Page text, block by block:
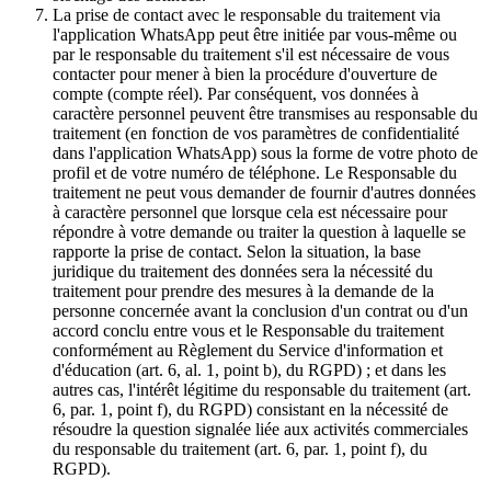
La prise de contact avec le responsable du traitement via
l'application WhatsApp peut être initiée par vous-même ou
par le responsable du traitement s'il est nécessaire de vous
contacter pour mener à bien la procédure d'ouverture de
compte (compte réel). Par conséquent, vos données à
caractère personnel peuvent être transmises au responsable du
traitement (en fonction de vos paramètres de confidentialité
dans l'application WhatsApp) sous la forme de votre photo de
profil et de votre numéro de téléphone. Le Responsable du
traitement ne peut vous demander de fournir d'autres données
à caractère personnel que lorsque cela est nécessaire pour
répondre à votre demande ou traiter la question à laquelle se
rapporte la prise de contact. Selon la situation, la base
juridique du traitement des données sera la nécessité du
traitement pour prendre des mesures à la demande de la
personne concernée avant la conclusion d'un contrat ou d'un
accord conclu entre vous et le Responsable du traitement
conformément au Règlement du Service d'information et
d'éducation (art. 6, al. 1, point b), du RGPD) ; et dans les
autres cas, l'intérêt légitime du responsable du traitement (art.
6, par. 1, point f), du RGPD) consistant en la nécessité de
résoudre la question signalée liée aux activités commerciales
du responsable du traitement (art. 6, par. 1, point f), du
RGPD).